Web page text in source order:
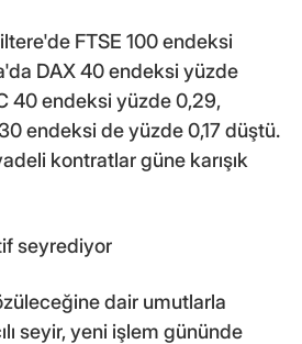
FTSE 100 endeksi
DAX 40 endeksi yüzde
40 endeksi yüzde 0,29,
endeksi de yüzde 0,17 düştü.
kontratlar güne karışık
seyrediyor
dair umutlarla
seyir, yeni işlem gününde